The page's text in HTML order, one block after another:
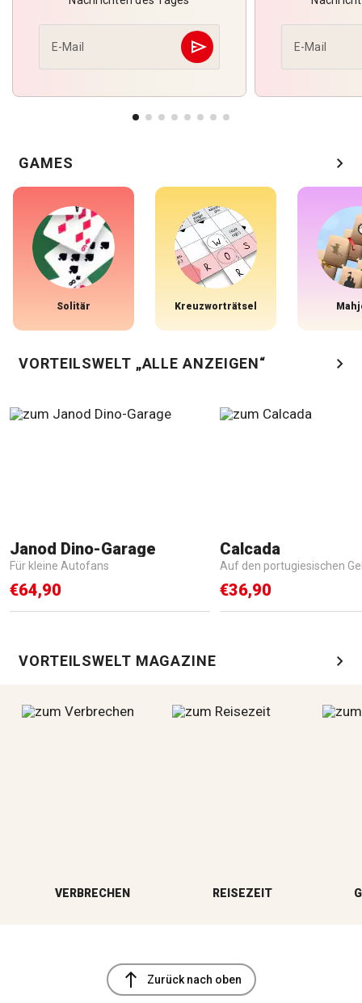
E-Mail send
Abschicken E-Mail
GAMES chevron_right
Solitär Kreuzworträtsel
VORTEILSWELT „ALLE ANZEIGEN“ chevron_right
Janod Dino-Garage
Für kleine Autofans
€64,90
Calcada
Auf den portugiesischen
€36,90
VORTEILSWELT MAGAZINE chevron_right
VERBRECHEN REISEZEIT
north Zurück nach oben